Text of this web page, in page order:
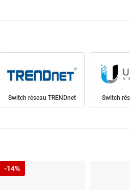
Switch réseau TRENDnet Switch
-14%